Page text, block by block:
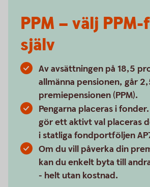
PPM – välj
själv
Av avsättningen på 18,5
allmänna pensionen, går
premiepensionen (PPM).
Pengarna placeras i
gör ett aktivt val placeras
i statliga fondportföljen
Om du vill påverka din
kan du enkelt byta till
- helt utan kostnad.